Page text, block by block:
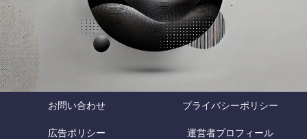
お問い合わせ プライバシーポリシー
広告ポリシー 運営者プロフィール